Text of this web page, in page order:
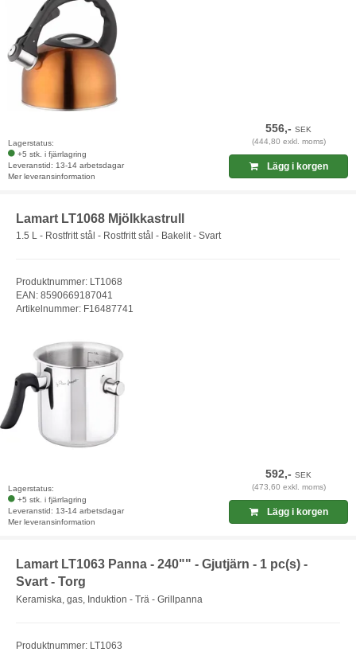
Lagerstatus:
+5 stk. i fjärrlagring
Leveranstid: 13-14 arbetsdagar
Mer leveransinformation
556,-SEK
(444,80 exkl. moms)
Lägg i korgen
Lamart LT1068 Mjölkkastrull
1.5 L - Rostfritt stål - Rostfritt stål - Bakelit - Svart
Produktnummer: LT1068
EAN: 8590669187041
Artikelnummer: F16487741
Lagerstatus:
+5 stk. i fjärrlagring
Leveranstid: 13-14 arbetsdagar
Mer leveransinformation
592,-SEK
(473,60 exkl. moms)
Lägg i korgen
Lamart LT1063 Panna - 240"" - Gjutjärn - 1 pc(s) -
Svart - Torg
Keramiska, gas, Induktion - Trä - Grillpanna
Produktnummer: LT1063